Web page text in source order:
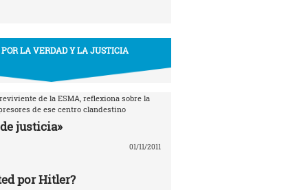
POR LA VERDAD Y LA JUSTICIA
de la ESMA, reflexiona sobre la
de ese centro clandestino
justicia»
01/11/2011
por Hitler?